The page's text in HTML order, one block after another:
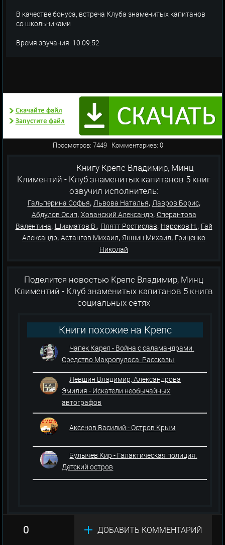
В качестве бонуса, встреча Клуба знаменитых капитанов
со школьниками
Время звучания: 10:09:52
Просмотров: 7449 Комментариев: 0
Книгу Крепс Владимир, Минц
Климентий - Клуб знаменитых капитанов 5 книг
озвучил исполнитель:
Гальперина Софья, Львова Наталья, Лавров Борис,
Абдулов Осип, Хованский Александр, Сперантова
Валентина, Шихматов В., Плятт Ростислав, Нароков Н., Гай
Александр, Астангов Михаил, Яншин Михаил, Гриценко
Николай
Поделится новостью Крепс Владимир, Минц
Климентий - Клуб знаменитых капитанов 5 книгв
социальных сетях
Книги похожие на Крепс
Владимир, Минц Климентий -
Клуб знаменитых капитанов 5
книг
Чапек Карел - Война с саламандрами.
Средство Макропулоса. Рассказы
Левшин Владимир, Александрова
Эмилия - Искатели необычайных
автографов
Аксенов Василий - Остров Крым
Булычев Кир - Галактическая полиция.
Детский остров
0 ДОБАВИТЬ КОММЕНТАРИЙ